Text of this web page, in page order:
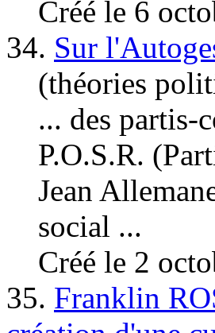
Créé le 6
34. Sur
(théories
... des partis-
P.O.S.R.
Jean
social ...
Créé le 2
35. Franklin